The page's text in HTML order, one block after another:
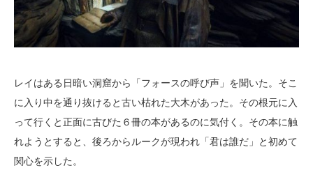
レイはある日暗い洞窟から「フォースの呼び声」を聞いた。そこ
に入り中を通り抜けると古い枯れた大木があった。その根元に入
って行くと正面に古びた６冊の本があるのに気付く。その本に触
れようとすると、後ろからルークが現われ「君は誰だ」と初めて
関心を示した。